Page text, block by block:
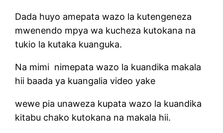
Dada huyo amepata wazo la kutengeneza
mwenendo mpya wa kucheza kutokana na
tukio la kutaka kuanguka.
Na mimi nimepata wazo la kuandika makala
hii baada ya kuangalia video yake
wewe pia unaweza kupata wazo la kuandika
kitabu chako kutokana na makala hii.